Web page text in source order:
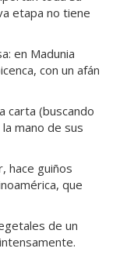
etapa no tiene
en Madunia
con un afán
carta (buscando
mano de sus
hace guiños
que
de un